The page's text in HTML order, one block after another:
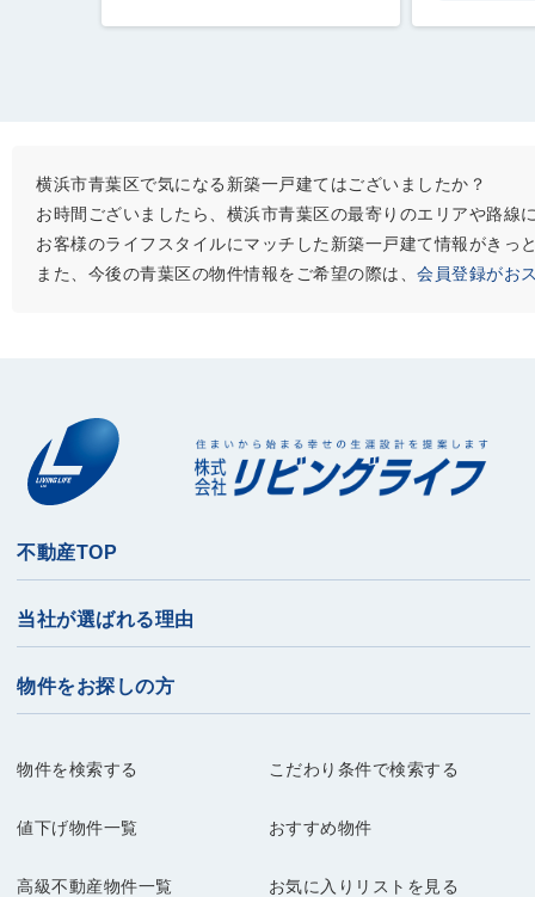
横浜市青葉区で気になる新築一戸建てはございましたか？
お時間ございましたら、横浜市青葉区の最寄りのエリアや路
お客様のライフスタイルにマッチした新築一戸建て情報がきっ
また、今後の青葉区の物件情報をご希望の際は、 会員登録がお
不動産TOP
当社が選ばれる理由
物件をお探しの方
物件を検索する こだわり条件で検索する
値下げ物件一覧 おすすめ物件
高級不動産物件一覧 お気に入りリストを見る